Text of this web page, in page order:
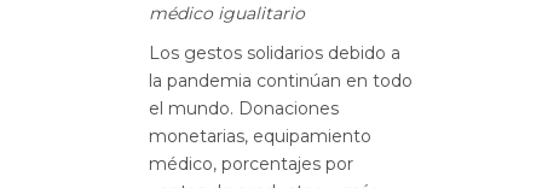
médico igualitario
Los gestos solidarios debido a
la pandemia continúan en todo
el mundo. Donaciones
monetarias, equipamiento
médico, porcentajes por